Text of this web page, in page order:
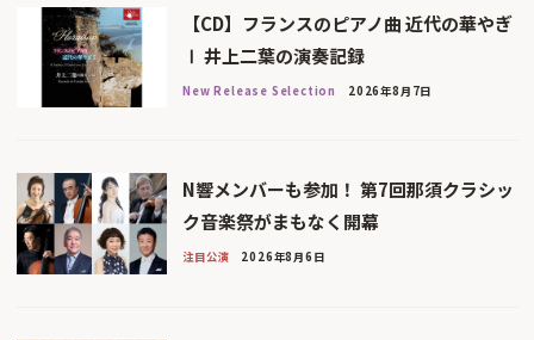
【CD】フランスのピアノ曲 近代の華やぎ
Ⅰ 井上二葉の演奏記録
New Release Selection 2026年8月7日
N響メンバーも参加！ 第7回那須クラシッ
ク音楽祭がまもなく開幕
注目公演 2026年8月6日